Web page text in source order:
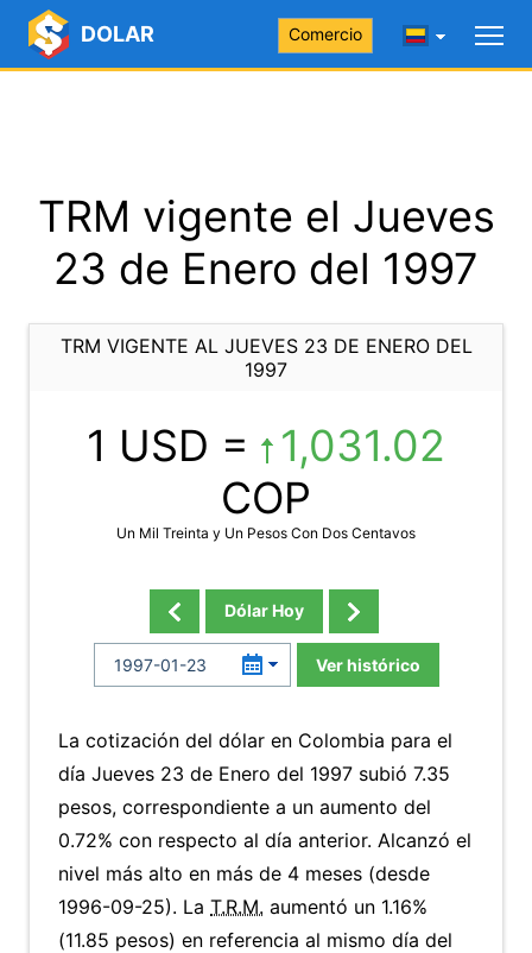
DOLAR Comercio
TRM vigente el Jueves
23 de Enero del 1997
TRM VIGENTE AL JUEVES 23 DE ENERO DEL
1997
1 USD =
1,031.02
COP
Un Mil Treinta y Un Pesos Con Dos Centavos
Dólar Hoy
Ver histórico
La cotización del dólar en Colombia para el
día Jueves 23 de Enero del 1997 subió 7.35
pesos, correspondiente a un aumento del
0.72% con respecto al día anterior. Alcanzó el
nivel más alto en más de 4 meses (desde
1996-09-25). La T.R.M. aumentó un 1.16%
(11.85 pesos) en referencia al mismo día del